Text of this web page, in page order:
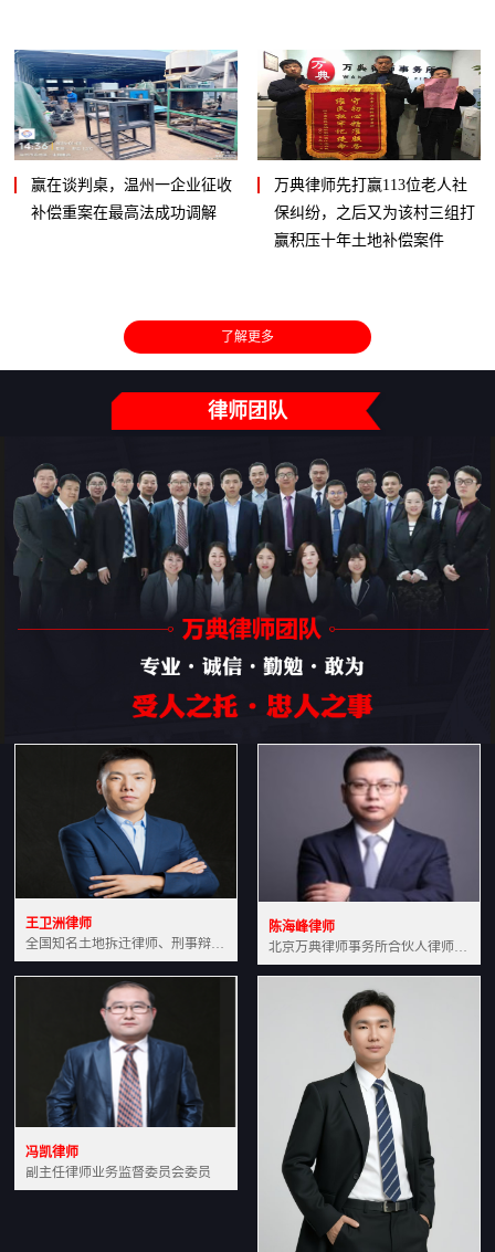
赢在谈判桌，温州一企业征收
补偿重案在最高法成功调解
万典律师先打赢113位老人社
保纠纷，之后又为该村三组打
赢积压十年土地补偿案件
了解更多
律师团队
王卫洲律师
全国知名土地拆迁律师、刑事辩护律师北京万典律师事务所主任中国法学会会员北京市行政法研究会理事
陈海峰律师
北京万典律师事务所合伙人律师土地房产专业资深律师
冯凯律师
副主任律师业务监督委员会委员